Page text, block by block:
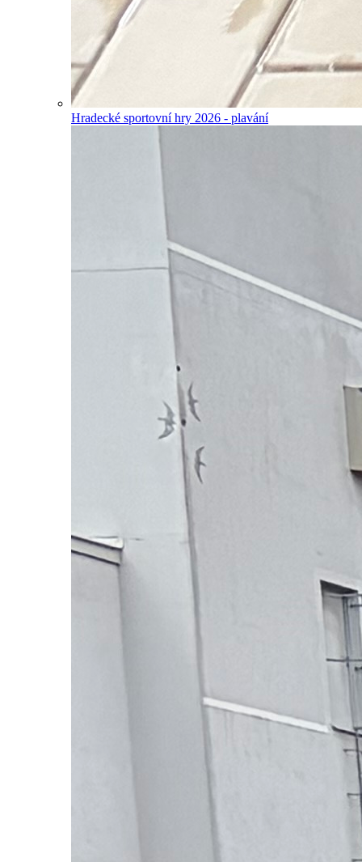
Hradecké sportovní hry 2026 - plavání